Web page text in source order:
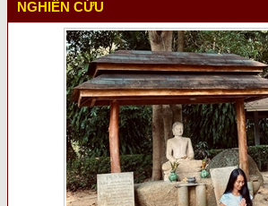
NGHIÊN CỨU